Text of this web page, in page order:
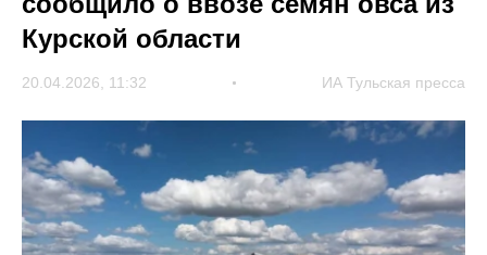
Курской области
20.04.2026, 11:32 ИА Тульская пресса